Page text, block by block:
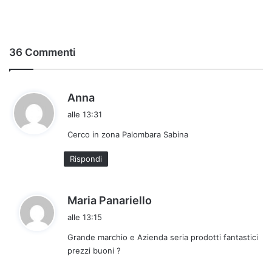
36 Commenti
Anna
a
e
t
t
alle 13:31
Cerco in zona Palombara Sabina
Rispondi
Maria Panariello
e
alle 13:15
Grande marchio e Azienda seria prodotti fantastici
prezzi buoni ?